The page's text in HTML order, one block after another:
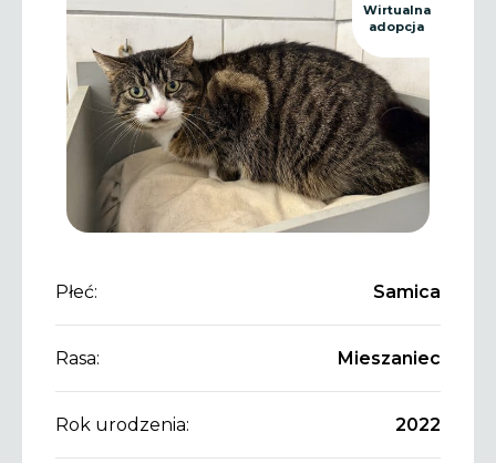
Wirtualna
adopcja
Płeć: Samica
Rasa: Mieszaniec
Rok urodzenia: 2022